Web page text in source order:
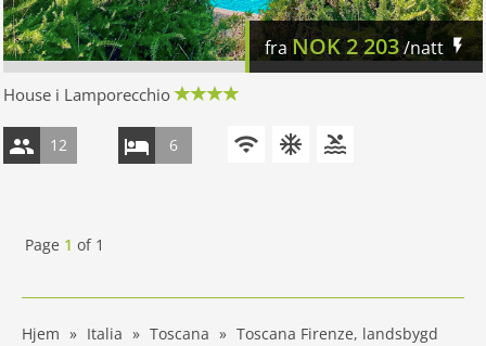
fraNOK2 203/natt
House i Lamporecchio
12 6
Page 1 of 1
Hjem Italia Toscana
Toscana Firenze, landsbygd